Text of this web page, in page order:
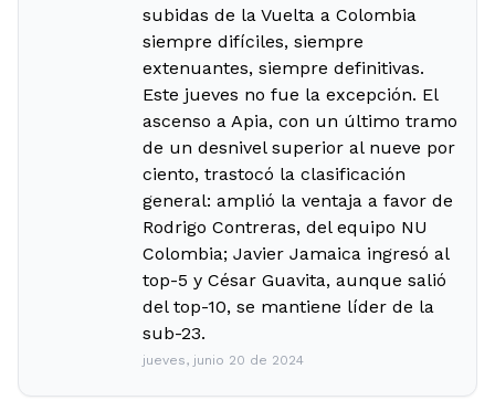
subidas de la Vuelta a Colombia
siempre difíciles, siempre
extenuantes, siempre definitivas.
Este jueves no fue la excepción. El
ascenso a Apia, con un último tramo
de un desnivel superior al nueve por
ciento, trastocó la clasificación
general: amplió la ventaja a favor de
Rodrigo Contreras, del equipo NU
Colombia; Javier Jamaica ingresó al
top-5 y César Guavita, aunque salió
del top-10, se mantiene líder de la
sub-23.
jueves, junio 20 de 2024